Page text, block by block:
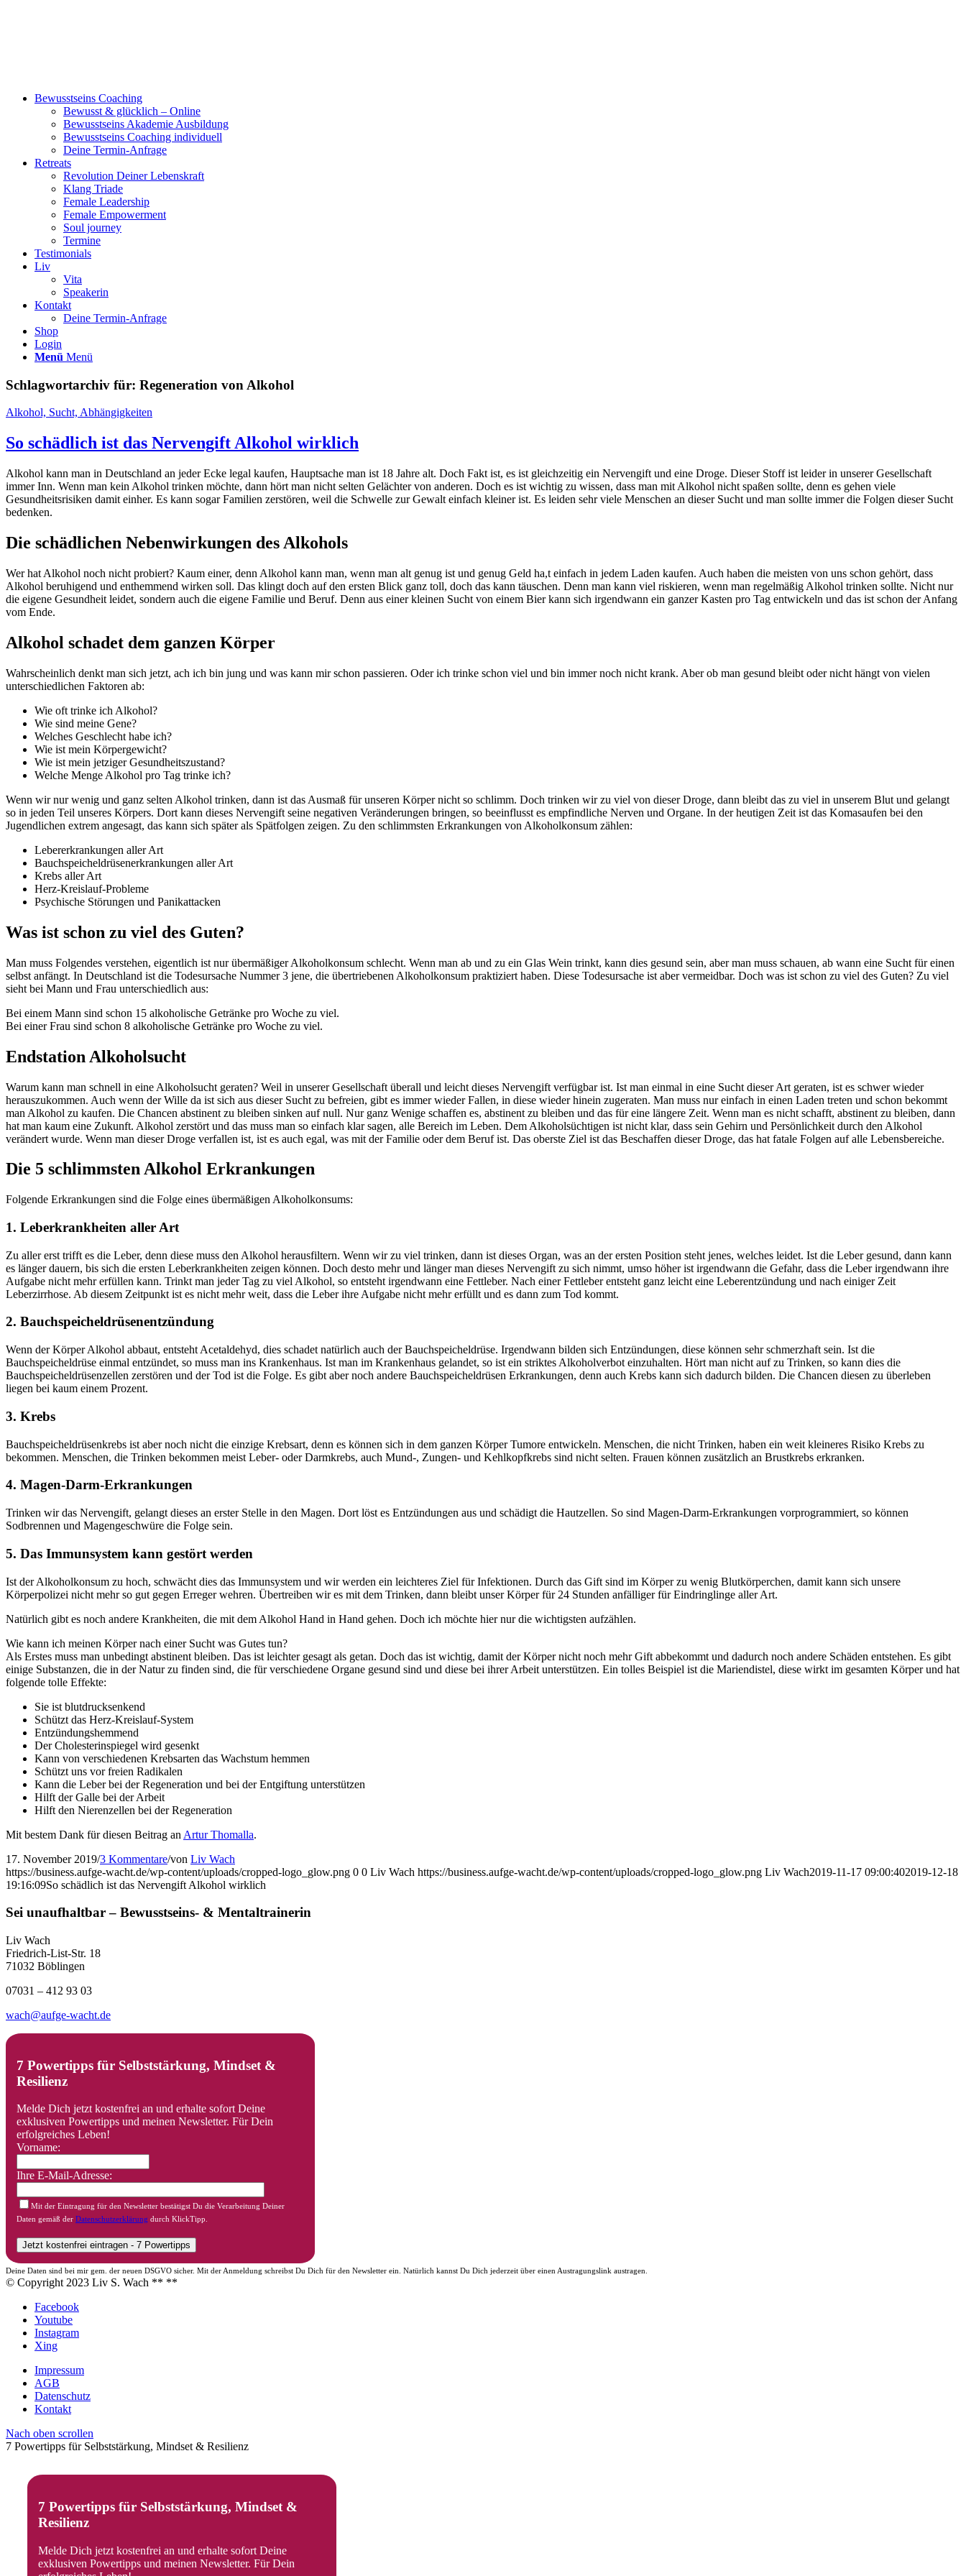
Bewusstseins Coaching
Bewusst & glücklich – Online
Bewusstseins Akademie Ausbildung
Bewusstseins Coaching individuell
Deine Termin-Anfrage
Retreats
Revolution Deiner Lebenskraft
Klang Triade
Female Leadership
Female Empowerment
Soul journey
Termine
Testimonials
Liv
Vita
Speakerin
Kontakt
Deine Termin-Anfrage
Shop
Login
Menü Menü
Schlagwortarchiv für: Regeneration von Alkohol
Alkohol, Sucht, Abhängigkeiten
So schädlich ist das Nervengift Alkohol wirklich
Alkohol kann man in Deutschland an jeder Ecke legal kaufen, Hauptsache man ist 18 Jahre alt. Doch Fakt ist, es ist gleichzeitig ein Nervengift und eine Droge. Dieser Stoff ist leider in unserer Gesellschaft
immer Inn. Wenn man kein Alkohol trinken möchte, dann hört man nicht selten Gelächter von anderen. Doch es ist wichtig zu wissen, dass man mit Alkohol nicht spaßen sollte, denn es gehen viele
Gesundheitsrisiken damit einher. Es kann sogar Familien zerstören, weil die Schwelle zur Gewalt einfach kleiner ist. Es leiden sehr viele Menschen an dieser Sucht und man sollte immer die Folgen dieser Sucht
bedenken.
Die schädlichen Nebenwirkungen des Alkohols
Wer hat Alkohol noch nicht probiert? Kaum einer, denn Alkohol kann man, wenn man alt genug ist und genug Geld ha,t einfach in jedem Laden kaufen. Auch haben die meisten von uns schon gehört, dass
Alkohol beruhigend und enthemmend wirken soll. Das klingt doch auf den ersten Blick ganz toll, doch das kann täuschen. Denn man kann viel riskieren, wenn man regelmäßig Alkohol trinken sollte. Nicht nur
die eigene Gesundheit leidet, sondern auch die eigene Familie und Beruf. Denn aus einer kleinen Sucht von einem Bier kann sich irgendwann ein ganzer Kasten pro Tag entwickeln und das ist schon der Anfang
vom Ende.
Alkohol schadet dem ganzen Körper
Wahrscheinlich denkt man sich jetzt, ach ich bin jung und was kann mir schon passieren. Oder ich trinke schon viel und bin immer noch nicht krank. Aber ob man gesund bleibt oder nicht hängt von vielen
unterschiedlichen Faktoren ab:
Wie oft trinke ich Alkohol?
Wie sind meine Gene?
Welches Geschlecht habe ich?
Wie ist mein Körpergewicht?
Wie ist mein jetziger Gesundheitszustand?
Welche Menge Alkohol pro Tag trinke ich?
Wenn wir nur wenig und ganz selten Alkohol trinken, dann ist das Ausmaß für unseren Körper nicht so schlimm. Doch trinken wir zu viel von dieser Droge, dann bleibt das zu viel in unserem Blut und gelangt
so in jeden Teil unseres Körpers. Dort kann dieses Nervengift seine negativen Veränderungen bringen, so beeinflusst es empfindliche Nerven und Organe. In der heutigen Zeit ist das Komasaufen bei den
Jugendlichen extrem angesagt, das kann sich später als Spätfolgen zeigen. Zu den schlimmsten Erkrankungen von Alkoholkonsum zählen:
Lebererkrankungen aller Art
Bauchspeicheldrüsenerkrankungen aller Art
Krebs aller Art
Herz-Kreislauf-Probleme
Psychische Störungen und Panikattacken
Was ist schon zu viel des Guten?
Man muss Folgendes verstehen, eigentlich ist nur übermäßiger Alkoholkonsum schlecht. Wenn man ab und zu ein Glas Wein trinkt, kann dies gesund sein, aber man muss schauen, ab wann eine Sucht für einen
selbst anfängt. In Deutschland ist die Todesursache Nummer 3 jene, die übertriebenen Alkoholkonsum praktiziert haben. Diese Todesursache ist aber vermeidbar. Doch was ist schon zu viel des Guten? Zu viel
sieht bei Mann und Frau unterschiedlich aus:
Bei einem Mann sind schon 15 alkoholische Getränke pro Woche zu viel.
Bei einer Frau sind schon 8 alkoholische Getränke pro Woche zu viel.
Endstation Alkoholsucht
Warum kann man schnell in eine Alkoholsucht geraten? Weil in unserer Gesellschaft überall und leicht dieses Nervengift verfügbar ist. Ist man einmal in eine Sucht dieser Art geraten, ist es schwer wieder
herauszukommen. Auch wenn der Wille da ist sich aus dieser Sucht zu befreien, gibt es immer wieder Fallen, in diese wieder hinein zugeraten. Man muss nur einfach in einen Laden treten und schon bekommt
man Alkohol zu kaufen. Die Chancen abstinent zu bleiben sinken auf null. Nur ganz Wenige schaffen es, abstinent zu bleiben und das für eine längere Zeit. Wenn man es nicht schafft, abstinent zu bleiben, dann
hat man kaum eine Zukunft. Alkohol zerstört und das muss man so einfach klar sagen, alle Bereich im Leben. Dem Alkoholsüchtigen ist nicht klar, dass sein Gehirn und Persönlichkeit durch den Alkohol
verändert wurde. Wenn man dieser Droge verfallen ist, ist es auch egal, was mit der Familie oder dem Beruf ist. Das oberste Ziel ist das Beschaffen dieser Droge, das hat fatale Folgen auf alle Lebensbereiche.
Die 5 schlimmsten Alkohol Erkrankungen
Folgende Erkrankungen sind die Folge eines übermäßigen Alkoholkonsums:
1. Leberkrankheiten aller Art
Zu aller erst trifft es die Leber, denn diese muss den Alkohol herausfiltern. Wenn wir zu viel trinken, dann ist dieses Organ, was an der ersten Position steht jenes, welches leidet. Ist die Leber gesund, dann kann
es länger dauern, bis sich die ersten Leberkrankheiten zeigen können. Doch desto mehr und länger man dieses Nervengift zu sich nimmt, umso höher ist irgendwann die Gefahr, dass die Leber irgendwann ihre
Aufgabe nicht mehr erfüllen kann. Trinkt man jeder Tag zu viel Alkohol, so entsteht irgendwann eine Fettleber. Nach einer Fettleber entsteht ganz leicht eine Leberentzündung und nach einiger Zeit
Leberzirrhose. Ab diesem Zeitpunkt ist es nicht mehr weit, dass die Leber ihre Aufgabe nicht mehr erfüllt und es dann zum Tod kommt.
2. Bauchspeicheldrüsenentzündung
Wenn der Körper Alkohol abbaut, entsteht Acetaldehyd, dies schadet natürlich auch der Bauchspeicheldrüse. Irgendwann bilden sich Entzündungen, diese können sehr schmerzhaft sein. Ist die
Bauchspeicheldrüse einmal entzündet, so muss man ins Krankenhaus. Ist man im Krankenhaus gelandet, so ist ein striktes Alkoholverbot einzuhalten. Hört man nicht auf zu Trinken, so kann dies die
Bauchspeicheldrüsenzellen zerstören und der Tod ist die Folge. Es gibt aber noch andere Bauchspeicheldrüsen Erkrankungen, denn auch Krebs kann sich dadurch bilden. Die Chancen diesen zu überleben
liegen bei kaum einem Prozent.
3. Krebs
Bauchspeicheldrüsenkrebs ist aber noch nicht die einzige Krebsart, denn es können sich in dem ganzen Körper Tumore entwickeln. Menschen, die nicht Trinken, haben ein weit kleineres Risiko Krebs zu
bekommen. Menschen, die Trinken bekommen meist Leber- oder Darmkrebs, auch Mund-, Zungen- und Kehlkopfkrebs sind nicht selten. Frauen können zusätzlich an Brustkrebs erkranken.
4. Magen-Darm-Erkrankungen
Trinken wir das Nervengift, gelangt dieses an erster Stelle in den Magen. Dort löst es Entzündungen aus und schädigt die Hautzellen. So sind Magen-Darm-Erkrankungen vorprogrammiert, so können
Sodbrennen und Magengeschwüre die Folge sein.
5. Das Immunsystem kann gestört werden
Ist der Alkoholkonsum zu hoch, schwächt dies das Immunsystem und wir werden ein leichteres Ziel für Infektionen. Durch das Gift sind im Körper zu wenig Blutkörperchen, damit kann sich unsere
Körperpolizei nicht mehr so gut gegen Erreger wehren. Übertreiben wir es mit dem Trinken, dann bleibt unser Körper für 24 Stunden anfälliger für Eindringlinge aller Art.
Natürlich gibt es noch andere Krankheiten, die mit dem Alkohol Hand in Hand gehen. Doch ich möchte hier nur die wichtigsten aufzählen.
Wie kann ich meinen Körper nach einer Sucht was Gutes tun?
Als Erstes muss man unbedingt abstinent bleiben. Das ist leichter gesagt als getan. Doch das ist wichtig, damit der Körper nicht noch mehr Gift abbekommt und dadurch noch andere Schäden entstehen. Es gibt
einige Substanzen, die in der Natur zu finden sind, die für verschiedene Organe gesund sind und diese bei ihrer Arbeit unterstützen. Ein tolles Beispiel ist die Mariendistel, diese wirkt im gesamten Körper und hat
folgende tolle Effekte:
Sie ist blutdrucksenkend
Schützt das Herz-Kreislauf-System
Entzündungshemmend
Der Cholesterinspiegel wird gesenkt
Kann von verschiedenen Krebsarten das Wachstum hemmen
Schützt uns vor freien Radikalen
Kann die Leber bei der Regeneration und bei der Entgiftung unterstützen
Hilft der Galle bei der Arbeit
Hilft den Nierenzellen bei der Regeneration
Mit bestem Dank für diesen Beitrag an Artur Thomalla.
17. November 2019/3 Kommentare/von Liv Wach
https://business.aufge-wacht.de/wp-content/uploads/cropped-logo_glow.png 0 0 Liv Wach https://business.aufge-wacht.de/wp-content/uploads/cropped-logo_glow.png Liv Wach2019-11-17 09:00:402019-12-18
19:16:09So schädlich ist das Nervengift Alkohol wirklich
Sei unaufhaltbar – Bewusstseins- & Mentaltrainerin
Liv Wach
Friedrich-List-Str. 18
71032 Böblingen
07031 – 412 93 03
wach@aufge-wacht.de
7 Powertipps für Selbststärkung, Mindset &
Resilienz
Melde Dich jetzt kostenfrei an und erhalte sofort Deine
exklusiven Powertipps und meinen Newsletter. Für Dein
erfolgreiches Leben!
Vorname:
Ihre E-Mail-Adresse:
Mit der Eintragung für den Newsletter bestätigst Du die Verarbeitung Deiner
Daten gemäß der Datenschutzerklärung durch KlickTipp.
Deine Daten sind bei mir gem. der neuen DSGVO sicher. Mit der Anmeldung schreibst Du Dich für den Newsletter ein. Natürlich kannst Du Dich jederzeit über einen Austragungslink austragen.
© Copyright 2023 Liv S. Wach ** **
Facebook
Youtube
Instagram
Xing
Impressum
AGB
Datenschutz
Kontakt
Nach oben scrollen
7 Powertipps für Selbststärkung, Mindset & Resilienz
7 Powertipps für Selbststärkung, Mindset &
Resilienz
Melde Dich jetzt kostenfrei an und erhalte sofort Deine
exklusiven Powertipps und meinen Newsletter. Für Dein